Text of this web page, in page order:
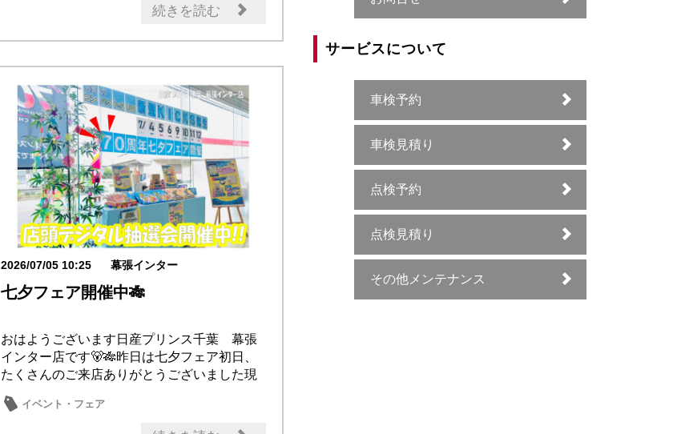
続きを読む
2026/07/05 10:25 幕張インター
七夕フェア開催中🎋
おはようございます日産プリンス千葉 幕張
インター店です🐻🎋昨日は七夕フェア初日、
たくさんのご来店ありがとうございました現
イベント・フェア
サービスについて
車検予約
車検見積り
点検予約
点検見積り
その他メンテナンス